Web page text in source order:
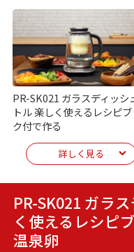
PR-SK021 ガラスディッシ
トル 楽しく使えるレシピブ
ク付で作る
詳しく見る
PR-SK021 ガラ
く使えるレシピ
温泉卵